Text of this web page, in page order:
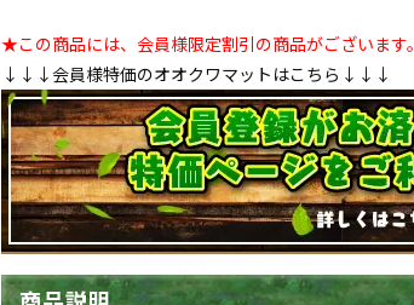
★この商品には、会員様限定割引の商品がございます。
↓↓↓会員様特価のオオクワマットはこちら↓↓↓